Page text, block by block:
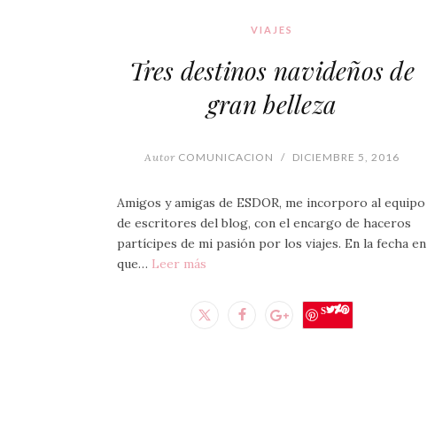
VIAJES
Tres destinos navideños de
gran belleza
Autor COMUNICACION / DICIEMBRE 5, 2016
Amigos y amigas de ESDOR, me incorporo al equipo
de escritores del blog, con el encargo de haceros
partícipes de mi pasión por los viajes. En la fecha en
que… Leer más
Save